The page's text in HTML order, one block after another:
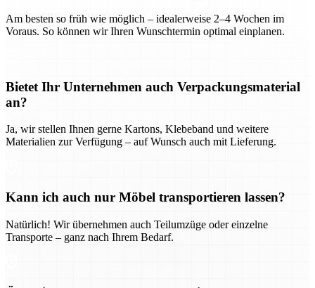
Am besten so früh wie möglich – idealerweise 2–4 Wochen im
Voraus. So können wir Ihren Wunschtermin optimal einplanen.
Bietet Ihr Unternehmen auch Verpackungsmaterial
an?
Ja, wir stellen Ihnen gerne Kartons, Klebeband und weitere
Materialien zur Verfügung – auf Wunsch auch mit Lieferung.
Kann ich auch nur Möbel transportieren lassen?
Natürlich! Wir übernehmen auch Teilumzüge oder einzelne
Transporte – ganz nach Ihrem Bedarf.